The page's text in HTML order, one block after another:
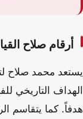
أرقام صلاح
يستعد محمد صلاح
هدفاً. كما يتقاسم